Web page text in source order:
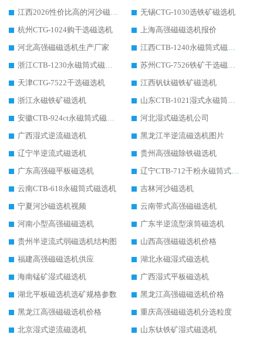
江西2026性价比高的河沙磁选机生产厂家工作原理(通俗 + 专业双版，适配产品文案/介绍使用)
无锡CTG-1030选铁矿磁选机
杭州CTG-1024购干选磁选机
上海高强磁磁选机报价
河北高强磁磁选机生产厂家
江西CTB-1240永磁筒式磁选机厂家
浙江CTB-1230永磁筒式磁选机生产厂家
苏州CTG-7526铁矿干选磁选机
天津CTG-7522干选磁选机
江西钒钛磁铁矿磁选机
浙江永磁铁矿磁选机
山东CTB-1021湿式永磁筒式磁选机
安徽CTB-924ct永磁筒式磁选机
河北湿式磁选机公司
广西湿式逆流磁选机
黑龙江半逆流磁选机图片
辽宁半逆流式磁选机
贵州高强磁除铁磁选机
广东高强磁平板磁选机
辽宁CTB-712干粉永磁筒式磁选机
云南CTB-618永磁筒式磁选机
吉林河沙磁选机
宁夏河沙磁选机视频
云南带式高强磁磁选机
河南小型高强磁磁选机
广东半逆流型滚筒磁选机
贵州半逆流式弱磁选机结构图
山西高强磁磁选机价格
福建高强磁磁选机供应
湖北永磁湿式磁选机
海南锰矿湿式磁选机
广西湿式平板磁选机
湖北平板磁选机选矿规格参数
黑龙江高强磁磁选机价格
黑龙江高强磁磁选机价格
重庆高强磁磁选机分选粒度
北京湿式逆流磁选机
山东钛铁矿湿式磁选机